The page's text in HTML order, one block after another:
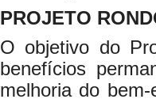
PROJETO
O objetivo do
benefícios
melhoria do